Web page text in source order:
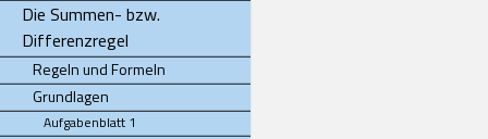
Die Summen- bzw.
Differenzregel
Regeln und Formeln
Grundlagen
Aufgabenblatt 1